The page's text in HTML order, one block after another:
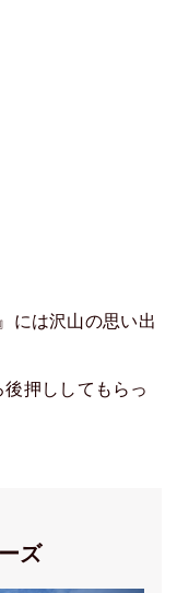
には沢山の思い出
押ししてもらっ
ズ